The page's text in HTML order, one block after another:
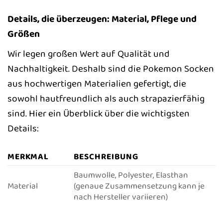
Details, die überzeugen: Material, Pflege und
Größen
Wir legen großen Wert auf Qualität und
Nachhaltigkeit. Deshalb sind die Pokemon Socken
aus hochwertigen Materialien gefertigt, die
sowohl hautfreundlich als auch strapazierfähig
sind. Hier ein Überblick über die wichtigsten
Details:
MERKMAL BESCHREIBUNG
Material
Baumwolle, Polyester, Elasthan
(genaue Zusammensetzung kann je
nach Hersteller variieren)